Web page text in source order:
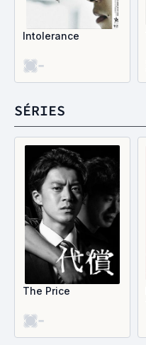
Intolerance
-
SÉRIES
The Price
-